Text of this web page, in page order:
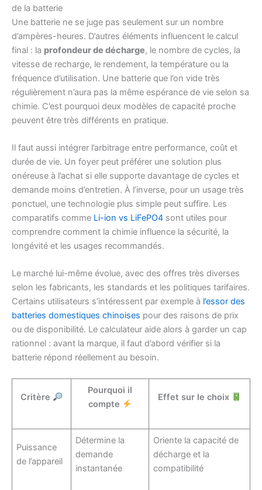
de la batterie
Une batterie ne se juge pas seulement sur un nombre
d’ampères-heures. D’autres éléments influencent le calcul
final : la profondeur de décharge, le nombre de cycles, la
vitesse de recharge, le rendement, la température ou la
fréquence d’utilisation. Une batterie que l’on vide très
régulièrement n’aura pas la même espérance de vie selon sa
chimie. C’est pourquoi deux modèles de capacité proche
peuvent être très différents en pratique.
Il faut aussi intégrer l’arbitrage entre performance, coût et
durée de vie. Un foyer peut préférer une solution plus
onéreuse à l’achat si elle supporte davantage de cycles et
demande moins d’entretien. À l’inverse, pour un usage très
ponctuel, une technologie plus simple peut suffire. Les
comparatifs comme Li-ion vs LiFePO4 sont utiles pour
comprendre comment la chimie influence la sécurité, la
longévité et les usages recommandés.
Le marché lui-même évolue, avec des offres très diverses
selon les fabricants, les standards et les politiques tarifaires.
Certains utilisateurs s’intéressent par exemple à l’essor des
batteries domestiques chinoises pour des raisons de prix
ou de disponibilité. Le calculateur aide alors à garder un cap
rationnel : avant la marque, il faut d’abord vérifier si la
batterie répond réellement au besoin.
Critère
Pourquoi il
compte
Effet sur le choix
Puissance
de l’appareil
Détermine la
demande
instantanée
Oriente la capacité de
décharge et la
compatibilité